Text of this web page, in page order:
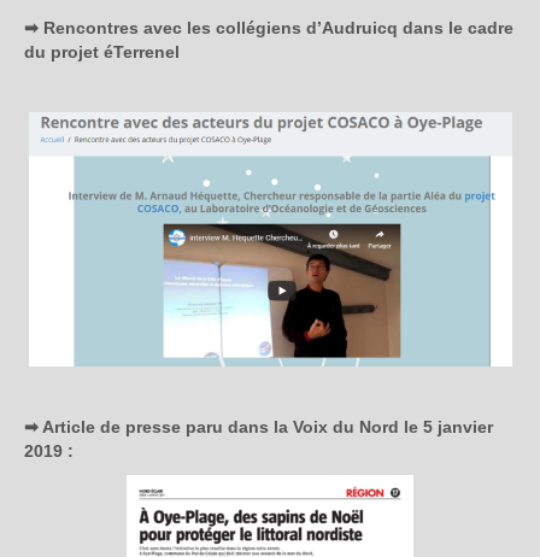
➡ Rencontres avec les collégiens d’Audruicq dans le cadre
du projet éTerrenel
➡ Article de presse paru dans la Voix du Nord le 5 janvier
2019 :